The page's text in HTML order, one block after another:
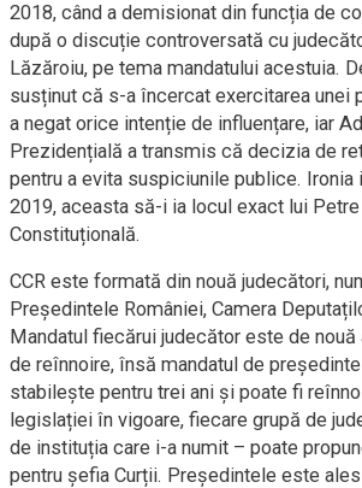
2018, când a demisionat din funcția de
după o discuție controversată cu
Lăzăroiu, pe tema mandatului acestuia.
susținut că s-a încercat exercitarea unei
a negat orice intenție de influențare, iar
Prezidențială a transmis că decizia de
pentru a evita suspiciunile publice.
2019, aceasta să-i ia locul exact lui
Constituțională.
CCR este formată din nouă judecători,
Președintele României, Camera
Mandatul fiecărui judecător este de
de reînnoire, însă mandatul de
stabilește pentru trei ani și poate fi
legislației în vigoare, fiecare grupă de
de instituția care i-a numit – poate
pentru șefia Curții. Președintele este